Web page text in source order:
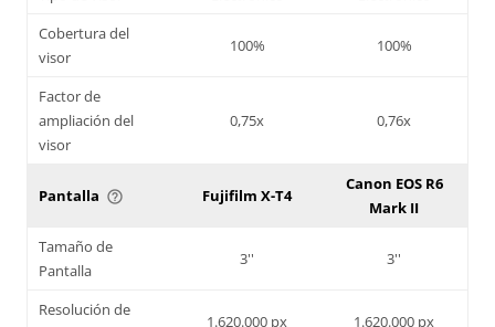
Cobertura del
visor
100% 100%
Factor de
ampliación del
visor
0,75x 0,76x
Pantalla help_outline Fujifilm X-T4
Canon EOS R6
Mark II
Tamaño de
Pantalla
3'' 3''
Resolución de
1.620.000 px 1.620.000 px